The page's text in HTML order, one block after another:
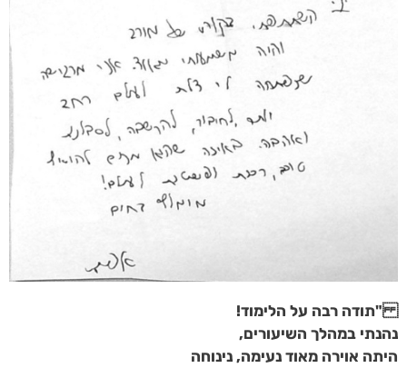
"תודה רבה על הלימוד!
נהנתי במהלך השיעורים,
היתה אוירה מאוד נעימה, נינוחה